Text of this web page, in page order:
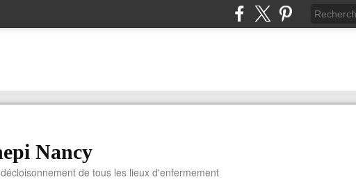
Nancy
de tous les lieux d'enfermement